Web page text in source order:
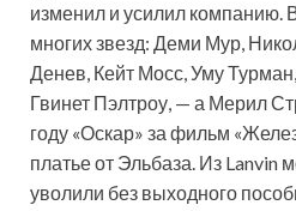
изменил и усилил компанию.
многих звезд: Деми Мур,
Денев, Кейт Мосс, Уму
Гвинет Пэлтроу, — а Мерил
году «Оскар» за фильм
платье от Эльбаза. Из Lanvin
уволили без выходного